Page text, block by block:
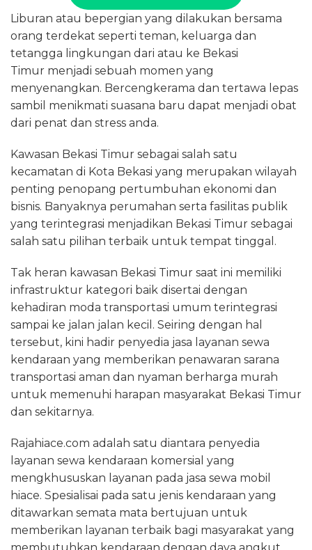
Liburan atau bepergian yang dilakukan bersama
orang terdekat seperti teman, keluarga dan
tetangga lingkungan dari atau ke Bekasi
Timur menjadi sebuah momen yang
menyenangkan. Bercengkerama dan tertawa lepas
sambil menikmati suasana baru dapat menjadi obat
dari penat dan stress anda.
Kawasan Bekasi Timur sebagai salah satu
kecamatan di Kota Bekasi yang merupakan wilayah
penting penopang pertumbuhan ekonomi dan
bisnis. Banyaknya perumahan serta fasilitas publik
yang terintegrasi menjadikan Bekasi Timur sebagai
salah satu pilihan terbaik untuk tempat tinggal.
Tak heran kawasan Bekasi Timur saat ini memiliki
infrastruktur kategori baik disertai dengan
kehadiran moda transportasi umum terintegrasi
sampai ke jalan jalan kecil. Seiring dengan hal
tersebut, kini hadir penyedia jasa layanan sewa
kendaraan yang memberikan penawaran sarana
transportasi aman dan nyaman berharga murah
untuk memenuhi harapan masyarakat Bekasi Timur
dan sekitarnya.
Rajahiace.com adalah satu diantara penyedia
layanan sewa kendaraan komersial yang
mengkhususkan layanan pada jasa sewa mobil
hiace. Spesialisai pada satu jenis kendaraan yang
ditawarkan semata mata bertujuan untuk
memberikan layanan terbaik bagi masyarakat yang
membutuhkan kendaraan dengan daya angkut